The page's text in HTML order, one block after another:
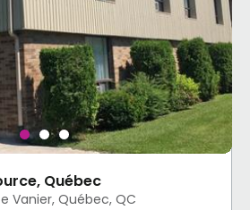
Québec
Vanier, Québec, QC